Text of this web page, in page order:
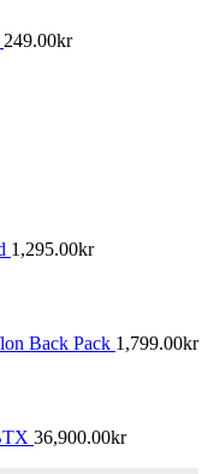
249.00kr
1,295.00kr
Back Pack 1,799.00kr
36,900.00kr